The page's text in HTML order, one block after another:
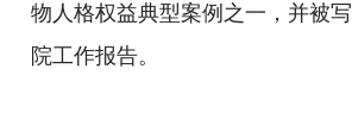
物人格权益典型案例之一，并被
院工作报告。